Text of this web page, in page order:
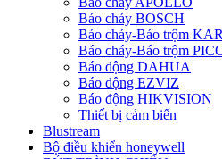
Báo cháy BOSCH
Báo cháy-Báo trộm
Báo cháy-Báo trộm
Báo động DAHUA
Báo động EZVIZ
Báo động HIKVISION
Thiết bị cảm biến
Blustream
Bộ điều khiển honeywell